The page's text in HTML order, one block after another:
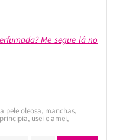
Me segue lá no
pele oleosa, manchas,
principia, usei e amei,